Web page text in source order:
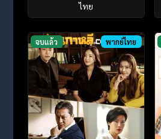
ไทย
จบแล้ว พากย์ไทย